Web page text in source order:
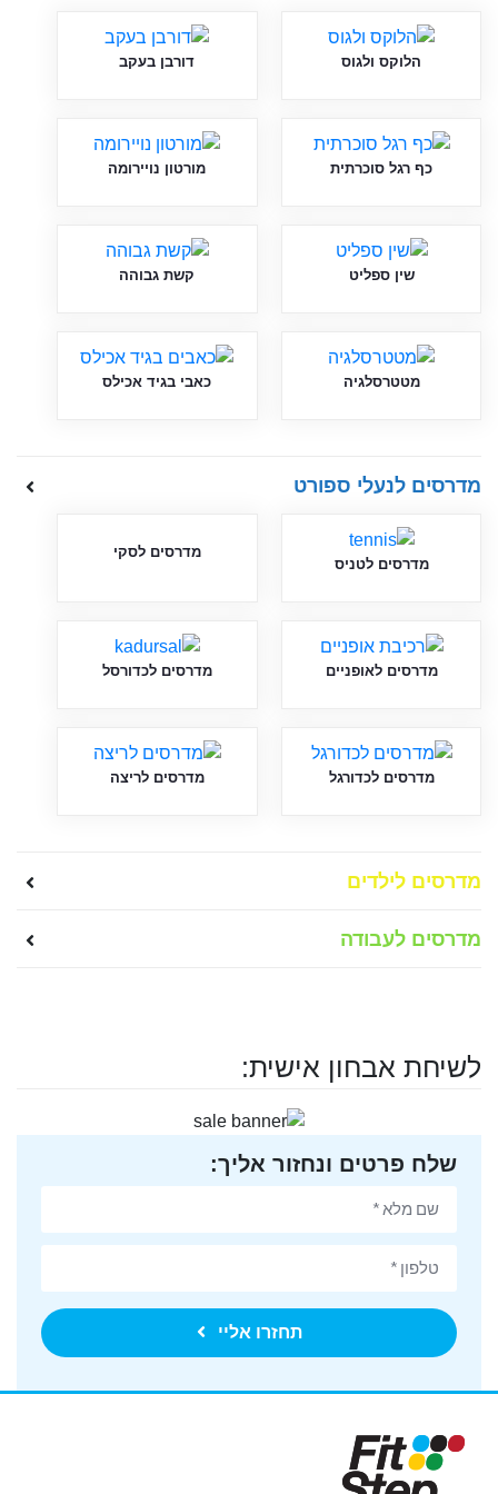
הלוקס ולגוס דורבן בעקב
כף רגל סוכרתית מורטון נויירומה
שין ספליט קשת גבוהה
מטטרסלגיה כאבי בגיד אכילס
מדרסים לנעלי ספורט
מדרסים לטניס
מדרסים לסקי
מדרסים לאופניים מדרסים לכדורסל
מדרסים לכדורגל מדרסים לריצה
מדרסים לילדים
מדרסים לעבודה
לשיחת אבחון אישית:
שלח פרטים ונחזור אליך:
תחזרו אליי